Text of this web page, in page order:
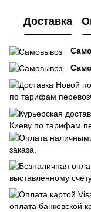
Доставка
по тарифам
Киеву по тарифам
заказа.
выставленному
оплата банковской